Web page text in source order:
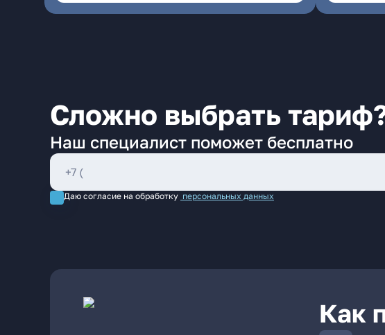
Сложно выбрать
Наш специалист поможет бесплатно
Даю согласие на обработку персональных данных
Как